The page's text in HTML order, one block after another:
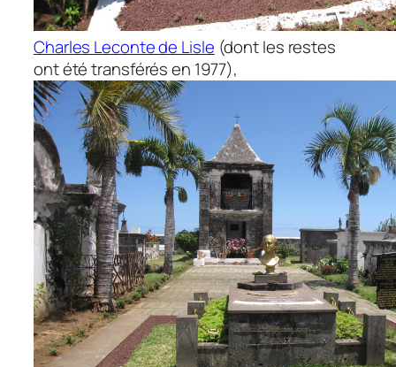
Charles Leconte de Lisle (dont les restes
ont été transférés en 1977),